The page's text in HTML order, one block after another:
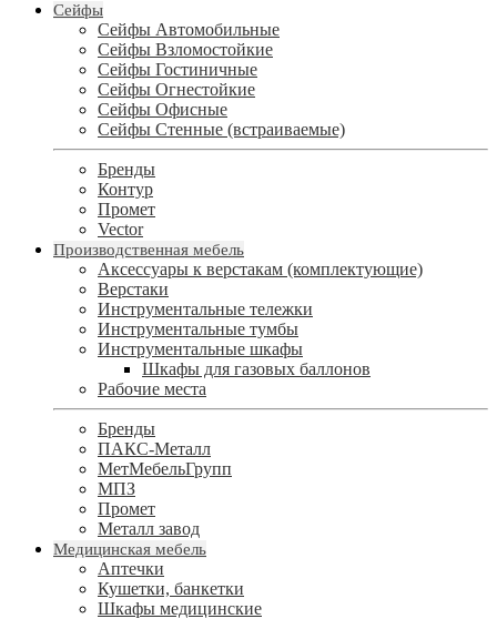
Сейфы
Сейфы Автомобильные
Сейфы Взломостойкие
Сейфы Гостиничные
Сейфы Огнестойкие
Сейфы Офисные
Сейфы Стенные (встраиваемые)
Бренды
Контур
Промет
Vector
Производственная мебель
Аксессуары к верстакам (комплектующие)
Верстаки
Инструментальные тележки
Инструментальные тумбы
Инструментальные шкафы
Шкафы для газовых баллонов
Рабочие места
Бренды
ПАКС-Металл
МетМебельГрупп
МПЗ
Промет
Металл завод
Медицинская мебель
Аптечки
Кушетки, банкетки
Шкафы медицинские